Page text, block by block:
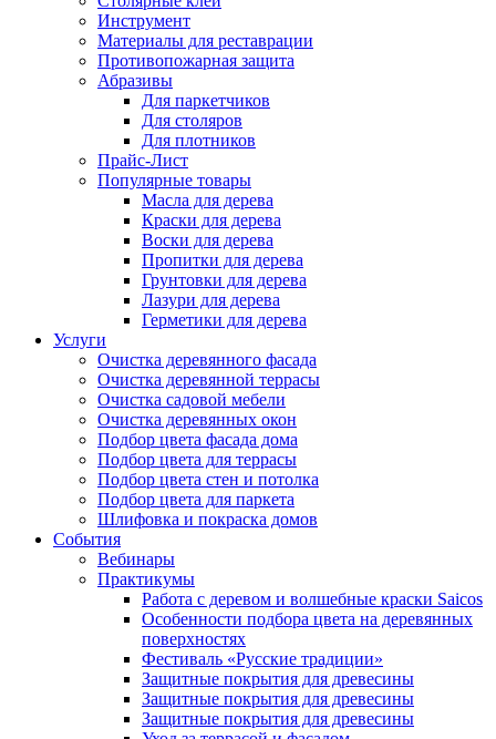
Инструмент
Материалы для реставрации
Противопожарная защита
Абразивы
Для паркетчиков
Для столяров
Для плотников
Прайс-Лист
Популярные товары
Масла для дерева
Краски для дерева
Воски для дерева
Пропитки для дерева
Грунтовки для дерева
Лазури для дерева
Герметики для дерева
Услуги
Очистка деревянного фасада
Очистка деревянной террасы
Очистка садовой мебели
Очистка деревянных окон
Подбор цвета фасада дома
Подбор цвета для террасы
Подбор цвета стен и потолка
Подбор цвета для паркета
Шлифовка и покраска домов
События
Вебинары
Практикумы
Работа с деревом и волшебные краски Saicos
Особенности подбора цвета на деревянных
поверхностях
Фестиваль «Русские традиции»
Защитные покрытия для древесины
Защитные покрытия для древесины
Защитные покрытия для древесины